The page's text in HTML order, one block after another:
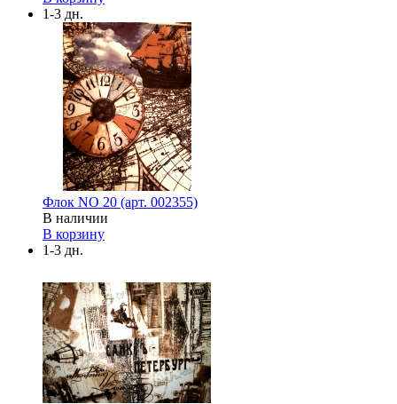
1-3 дн.
Флок NO 20 (арт. 002355)
В наличии
В корзину
1-3 дн.